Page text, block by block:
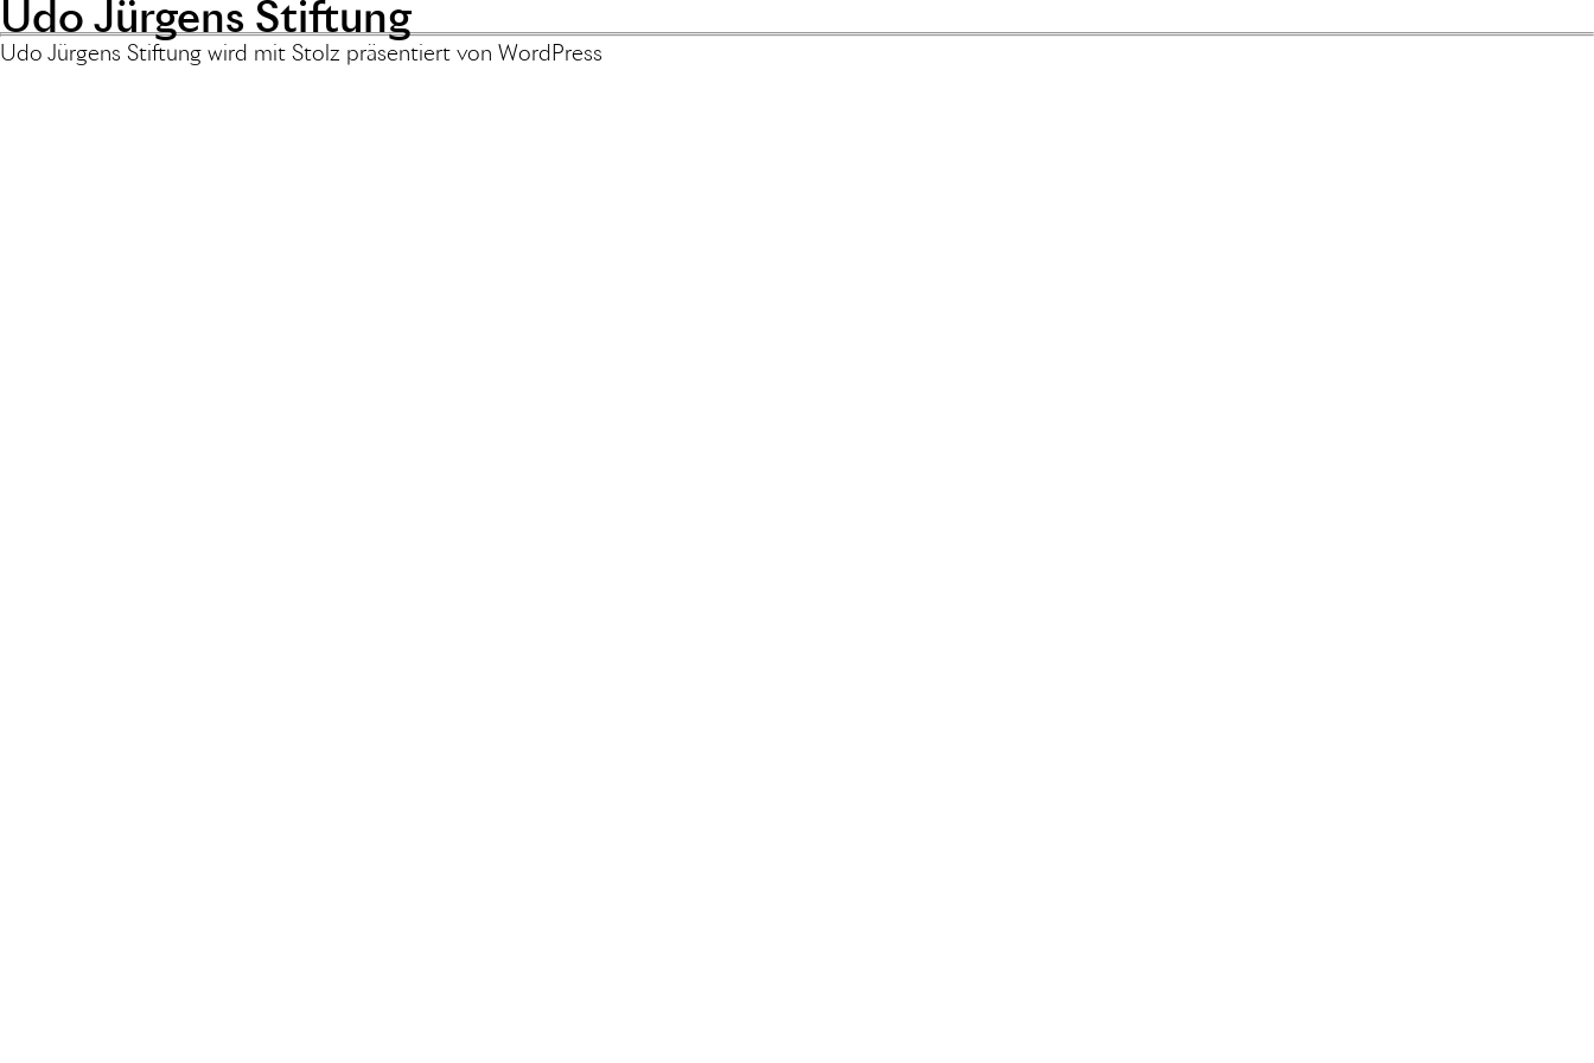
Udo Jürgens Stiftung
Udo Jürgens Stiftung wird mit Stolz präsentiert von WordPress